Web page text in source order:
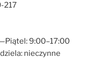
217
9:00–17:00
nieczynne